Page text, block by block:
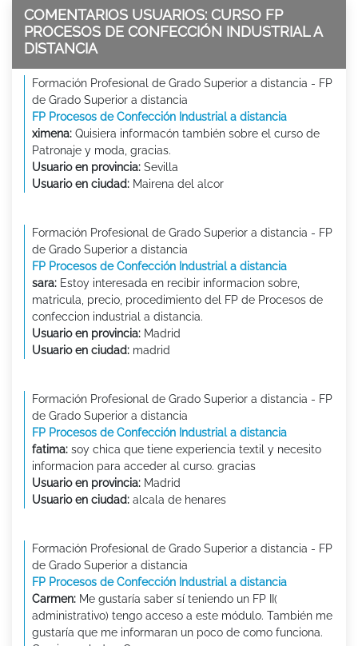
COMENTARIOS USUARIOS: CURSO FP
PROCESOS DE CONFECCIÓN INDUSTRIAL A
DISTANCIA
Formación Profesional de Grado Superior a distancia - FP
de Grado Superior a distancia
FP Procesos de Confección Industrial a distancia
ximena: Quisiera informacón también sobre el curso de
Patronaje y moda, gracias.
Usuario en provincia: Sevilla
Usuario en ciudad: Mairena del alcor
Formación Profesional de Grado Superior a distancia - FP
de Grado Superior a distancia
FP Procesos de Confección Industrial a distancia
sara: Estoy interesada en recibir informacion sobre,
matricula, precio, procedimiento del FP de Procesos de
confeccion industrial a distancia.
Usuario en provincia: Madrid
Usuario en ciudad: madrid
Formación Profesional de Grado Superior a distancia - FP
de Grado Superior a distancia
FP Procesos de Confección Industrial a distancia
fatima: soy chica que tiene experiencia textil y necesito
informacion para acceder al curso. gracias
Usuario en provincia: Madrid
Usuario en ciudad: alcala de henares
Formación Profesional de Grado Superior a distancia - FP
de Grado Superior a distancia
FP Procesos de Confección Industrial a distancia
Carmen: Me gustaría saber sí teniendo un FP II(
administrativo) tengo acceso a este módulo. También me
gustaría que me informaran un poco de como funciona.